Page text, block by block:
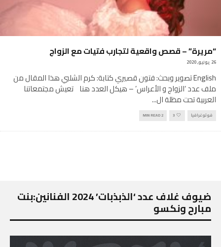
“مريرة” – قصص واقعية لتجارب فتيات مع الزواج
26 يوليو, 2020
English تصوير وبحث: فتون قصيري كتابة: كرم الشلبي هذا المقال من
ملف عدد ‘الزواج و الأعراس’ – هيكل العدد هنا تعيش مجتمعاتنا
العربية تحت مظلة ال...
فوتوغرافيا 3
2 MIN READ
ضيوف غلاف عدد ‘الذبذبات’ 2024 الفنانين:بنت
مبارح ونكسو